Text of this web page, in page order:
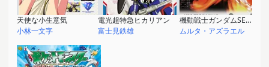
天使な小生意気
小林一文字
電光超特急ヒカリアン
富士見鉄雄
機動戦士ガンダムSEED
ムルタ・アズラエル